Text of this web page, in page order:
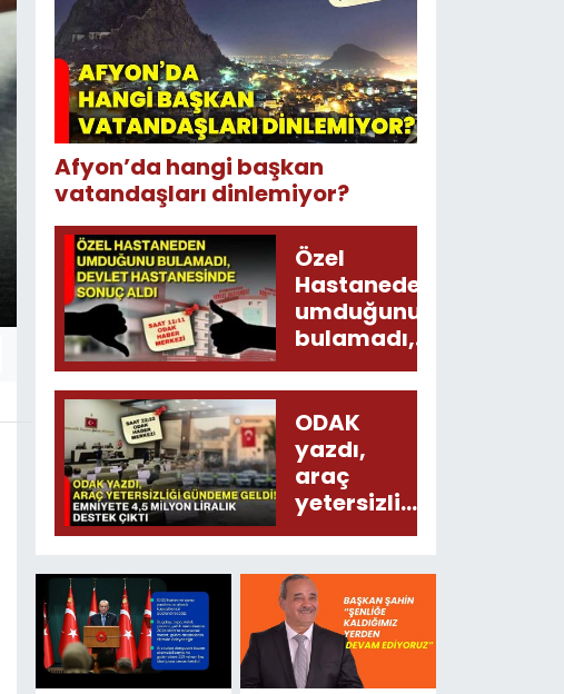
Afyon’da hangi başkan
vatandaşları dinlemiyor?
Özel
Hastaneden
umduğunu
bulamadı,
Devlet
Hastanesinde
sonuç aldı
ODAK
yazdı,
araç
yetersizliği
gündeme
Emniyete
4,5 milyon
liralık
destek